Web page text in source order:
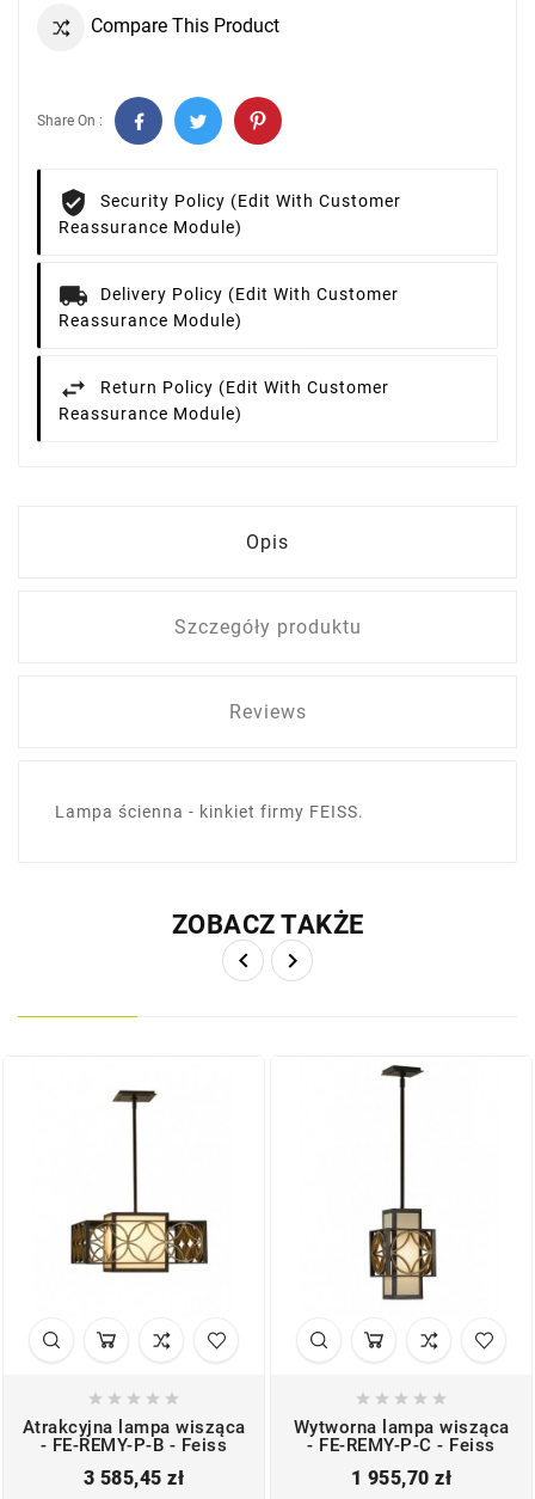
Compare This Product
Share On :
Security Policy (edit With Customer
Reassurance Module)
Delivery Policy (edit With Customer
Reassurance Module)
Return Policy (edit With Customer
Reassurance Module)
Opis
Szczegóły produktu
Reviews
Lampa ścienna - kinkiet firmy FEISS.
ZOBACZ TAKŻE
 
    
Atrakcyjna lampa wisząca
- FE-REMY-P-B - Feiss
3 585,45 złCena
    
Wytworna lampa wisząca
- FE-REMY-P-C - Feiss
1 955,70 złCena